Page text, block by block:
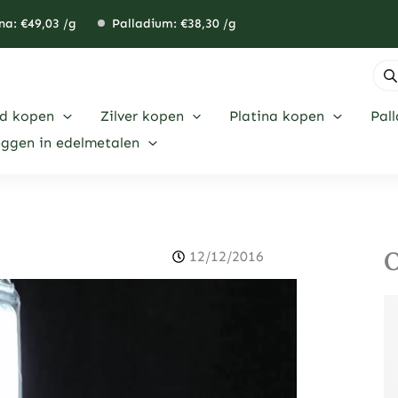
€49,03 /g Palladium: €38,30 /g
kopen Zilver kopen Platina kopen
in edelmetalen
12/12/2016